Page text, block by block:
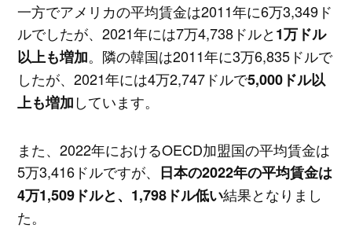
一方でアメリカの平均賃金は2011年に6万3,349ド
ルでしたが、2021年には7万4,738ドルと1万ドル
以上も増加。隣の韓国は2011年に3万6,835ドルで
したが、2021年には4万2,747ドルで5,000ドル以
上も増加しています。
また、2022年におけるOECD加盟国の平均賃金は
5万3,416ドルですが、 日本の2022年の平均賃金は
4万1,509ドルと、1,798ドル低い結果となりまし
た。